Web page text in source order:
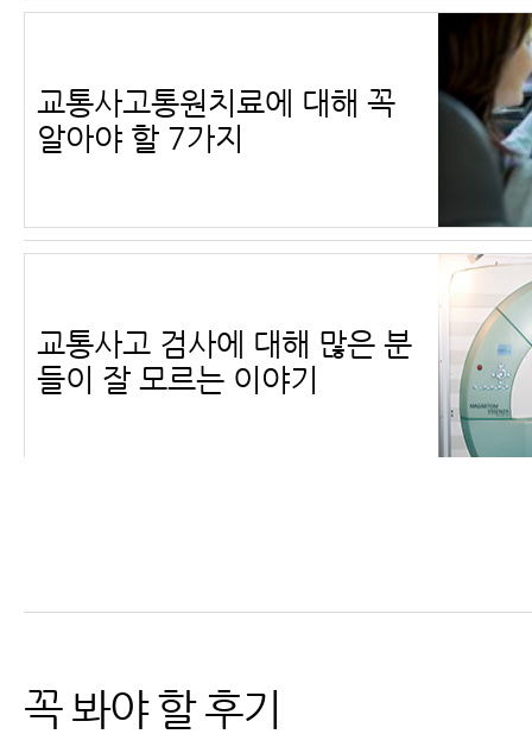
교통사고통원치료에 대해 꼭
알아야 할 7가지
교통사고 검사에 대해 많은 분
들이 잘 모르는 이야기
사고검사에 대해 꼭 알아야 할
꼭 봐야 할 후기